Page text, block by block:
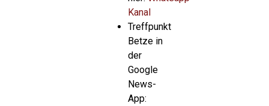
Kanal
Treffpunkt
Betze in
der
Google
News-
App: